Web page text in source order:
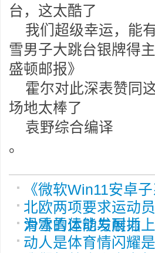
台，这太酷了
我们超级幸运，能
雪男子大跳台银牌得
盛顿邮报》
霍尔对此深表赞同
场地太棒了
袁野综合编译
。
《微软Win11安卓
北欧两项要求运动
滑雪的体能与耐力
为冰雪运动发展插
动人是体育情闪耀